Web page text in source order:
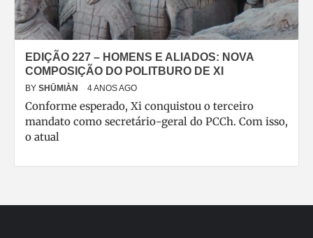
EDIÇÃO 227 – HOMENS E ALIADOS: NOVA
COMPOSIÇÃO DO POLITBURO DE XI
BY SHŪMIÀN 4 ANOS AGO
Conforme esperado, Xi conquistou o terceiro
mandato como secretário-geral do PCCh. Com isso,
o atual